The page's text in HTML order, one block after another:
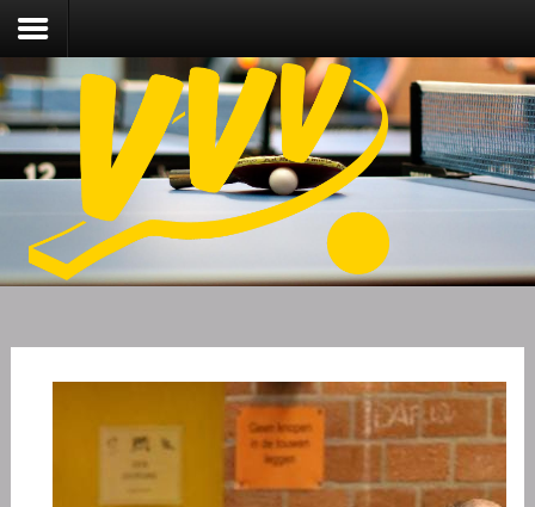
Nieuws
Over VVV
Lidmaatschap
Competitie
Sponsoring